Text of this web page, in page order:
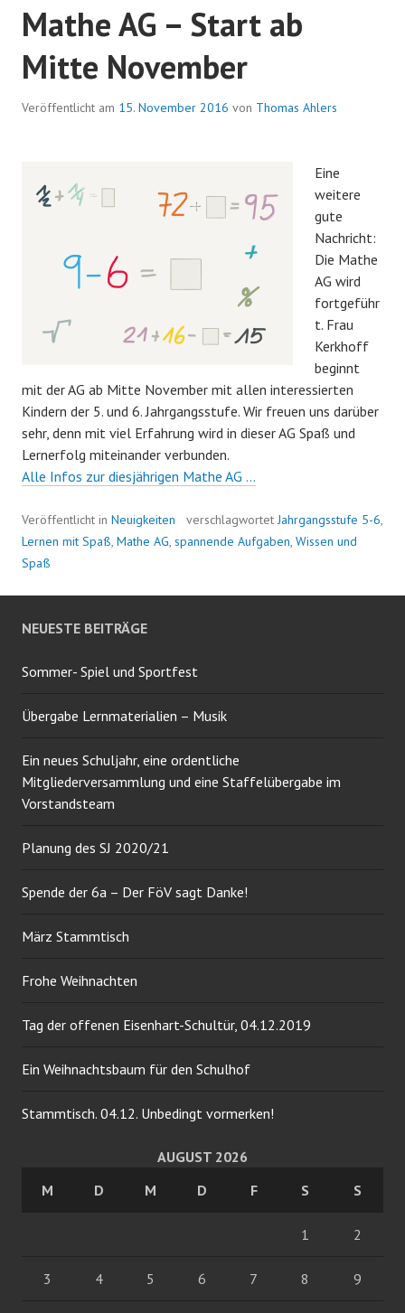
Mathe AG – Start ab
Mitte November
Veröffentlicht am 15. November 2016 von Thomas Ahlers
Eine
weitere
gute
Nachricht:
Die Mathe
AG wird
fortgeführ
t. Frau
Kerkhoff
beginnt
mit der AG ab Mitte November mit allen interessierten
Kindern der 5. und 6. Jahrgangsstufe. Wir freuen uns darüber
sehr, denn mit viel Erfahrung wird in dieser AG Spaß und
Lernerfolg miteinander verbunden.
Alle Infos zur diesjährigen Mathe AG …
Veröffentlicht in Neuigkeiten verschlagwortetJahrgangsstufe 5-6,
Lernen mit Spaß, Mathe AG, spannende Aufgaben, Wissen und
Spaß
NEUESTE BEITRÄGE
Sommer- Spiel und Sportfest
Übergabe Lernmaterialien – Musik
Ein neues Schuljahr, eine ordentliche
Mitgliederversammlung und eine Staffelübergabe im
Vorstandsteam
Planung des SJ 2020/21
Spende der 6a – Der FöV sagt Danke!
März Stammtisch
Frohe Weihnachten
Tag der offenen Eisenhart-Schultür, 04.12.2019
Ein Weihnachtsbaum für den Schulhof
Stammtisch. 04.12. Unbedingt vormerken!
AUGUST 2026
M
D M D F S S
1 2
3 4 5 6 7 8 9